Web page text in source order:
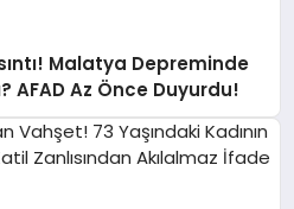
Malatya Depreminde
AFAD Az Önce Duyurdu!